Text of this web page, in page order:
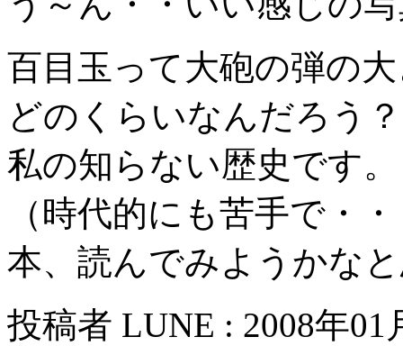
百目玉って大砲の弾の
どのくらいなんだろう
私の知らない歴史です。
（時代的にも苦手で・
本、読んでみようかな
投稿者 LUNE : 2008年01